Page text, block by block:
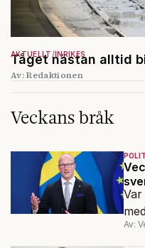
Tåget nästan alltid
AKTUELLT INRIKES
Av: Redaktionen
Veckans bråk
Av: